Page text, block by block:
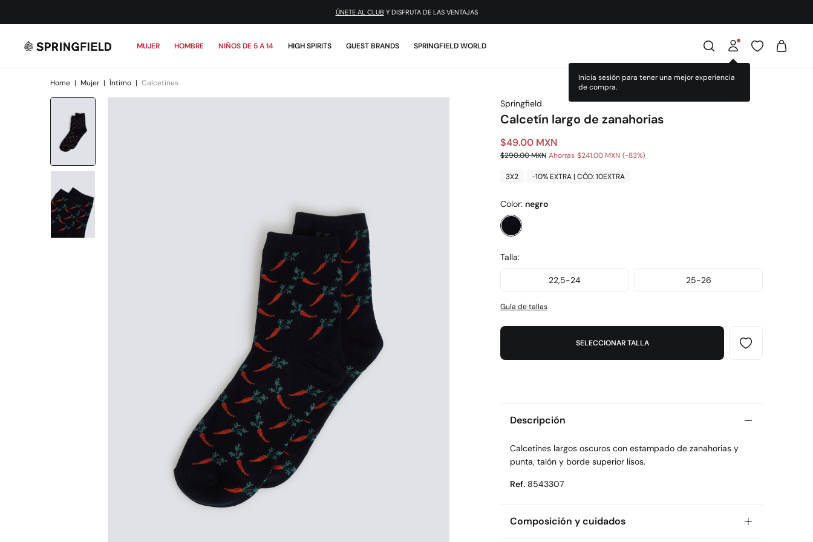
¡DESCARGA LA APP!
MUJER HOMBRE NIÑOS DE 5 A 14 HIGH SPIRITS GUEST BRANDS SPRINGFIELD WORLD
Home | Mujer | Íntimo | Calcetines
Springfield
Calcetín largo de zanahorias
$49.00 MXN
$290.00 MXN Ahorras $241.00 MXN 83
3X2 -10% EXTRA | CÓD: 10EXTRA
Color: negro
Talla:
22,5-24 25-26
Guía de tallas
SELECCIONAR TALLA
Descripción
Calcetines largos oscuros con estampado de zanahorias y
punta, talón y borde superior lisos.
Ref. 8543307
Composición y cuidados